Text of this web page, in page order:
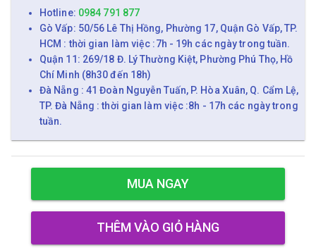
Hotline: 0984 791 877
Gò Vấp: 50/56 Lê Thị Hồng, Phường 17, Quận Gò Vấp, TP.
HCM : thời gian làm việc :7h - 19h các ngày trong tuần.
Quận 11: 269/18 Đ. Lý Thường Kiệt, Phường Phú Thọ, Hồ
Chí Minh (8h30 đến 18h)
Đà Nẵng : 41 Đoàn Nguyễn Tuấn, P. Hòa Xuân, Q. Cẩm Lệ,
TP. Đà Nẵng : thời gian làm việc :8h - 17h các ngày trong
tuần.
MUA NGAY
THÊM VÀO GIỎ HÀNG